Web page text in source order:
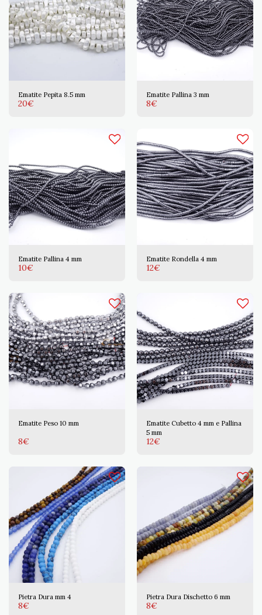
Ematite Pepita 8.5 mm
20€
Ematite Pallina 3 mm
8€
Ematite Pallina 4 mm
10€
Ematite Rondella 4 mm
12€
Ematite Peso 10 mm
8€
Ematite Cubetto 4 mm e Pallina
5 mm
12€
Pietra Dura mm 4
8€
Pietra Dura Dischetto 6 mm
8€